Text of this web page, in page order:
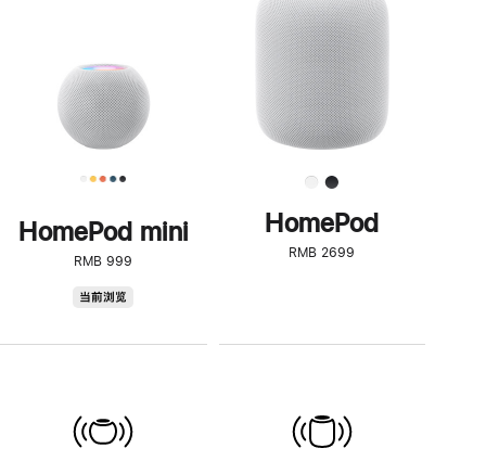
HomePod mini
RMB 999
当前浏览
了
解
HomePod<
HomePod
RMB 2699